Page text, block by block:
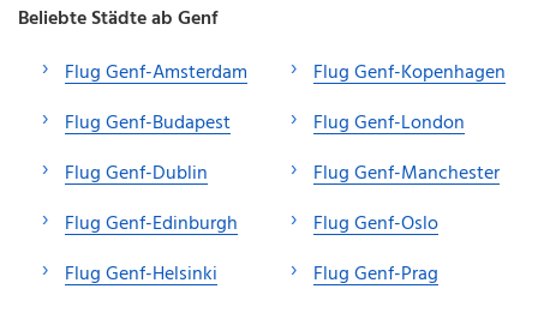
Beliebte Städte ab Genf
Flug Genf-Amsterdam
Flug Genf-Budapest
Flug Genf-Dublin
Flug Genf-Edinburgh
Flug Genf-Helsinki
Flug Genf-Kopenhagen
Flug Genf-London
Flug Genf-Manchester
Flug Genf-Oslo
Flug Genf-Prag